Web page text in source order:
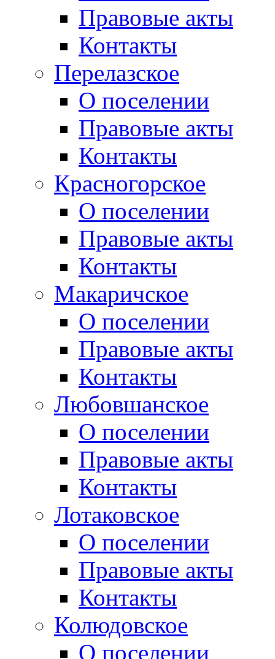
Правовые акты
Контакты
Перелазское
О поселении
Правовые акты
Контакты
Красногорское
О поселении
Правовые акты
Контакты
Макаричское
О поселении
Правовые акты
Контакты
Любовшанское
О поселении
Правовые акты
Контакты
Лотаковское
О поселении
Правовые акты
Контакты
Колюдовское
О поселении